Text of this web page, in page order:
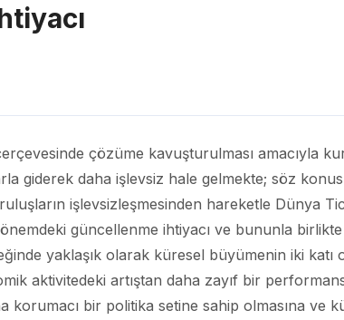
çözüme kavuşturulması amacıyla
giderek daha işlevsiz hale gelmekte; söz
işlevsizleşmesinden hareketle Dünya
güncellenme ihtiyacı ve bununla
yaklaşık olarak küresel büyümenin iki
aktivitedeki artıştan daha zayıf bir
korumacı bir politika setine sahip olmasına ve